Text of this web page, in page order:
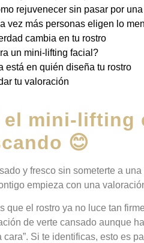
rejuvenecer sin pasar por
vez más personas eligen lo
cambia en tu rostro
un mini-lifting facial?
está en quién diseña tu rostro
tu valoración
el mini-lifting
😊
y fresco sin someterte a una
empieza con una
que el rostro ya no luce tan
de verte cansado aunque
Si te identificas, esto es